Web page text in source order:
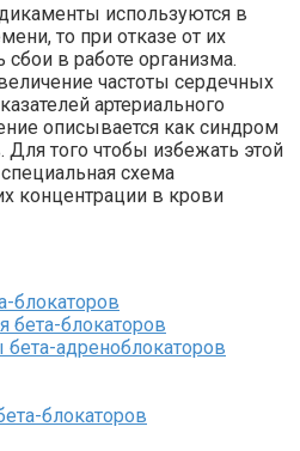
используются в
то при отказе от их
в работе организма.
частоты сердечных
артериального
описывается как синдром
того чтобы избежать этой
схема
концентрации в крови
блокаторов
бета-блокаторов
адреноблокаторов
блокаторов